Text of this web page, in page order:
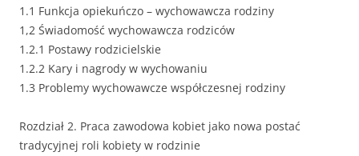
1.1 Funkcja opiekuńczo – wychowawcza rodziny
1,2 Świadomość wychowawcza rodziców
1.2.1 Postawy rodzicielskie
1.2.2 Kary i nagrody w wychowaniu
1.3 Problemy wychowawcze współczesnej rodziny
Rozdział 2. Praca zawodowa kobiet jako nowa postać
tradycyjnej roli kobiety w rodzinie